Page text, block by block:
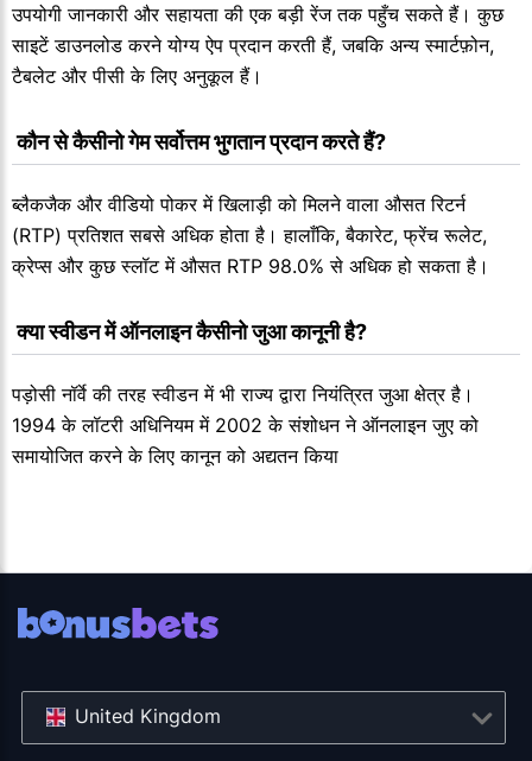
उपयोगी जानकारी और सहायता की एक बड़ी रेंज तक पहुँच सकते हैं। कुछ
साइटें डाउनलोड करने योग्य ऐप प्रदान करती हैं, जबकि अन्य स्मार्टफ़ोन,
टैबलेट और पीसी के लिए अनुकूल हैं।
कौन से कैसीनो गेम सर्वोत्तम भुगतान प्रदान करते हैं?
ब्लैकजैक और वीडियो पोकर में खिलाड़ी को मिलने वाला औसत रिटर्न
(RTP) प्रतिशत सबसे अधिक होता है। हालाँकि, बैकारेट, फ्रेंच रूलेट,
क्रेप्स और कुछ स्लॉट में औसत RTP 98.0% से अधिक हो सकता है।
क्या स्वीडन में ऑनलाइन कैसीनो जुआ कानूनी है?
पड़ोसी नॉर्वे की तरह स्वीडन में भी राज्य द्वारा नियंत्रित जुआ क्षेत्र है।
1994 के लॉटरी अधिनियम में 2002 के संशोधन ने ऑनलाइन जुए को
समायोजित करने के लिए कानून को अद्यतन किया
United Kingdom